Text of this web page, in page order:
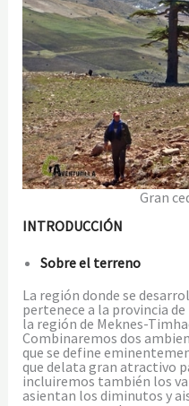
Gran
INTRODUCCIÓN
Sobre el terreno
La región donde se
pertenece a la provincia
la región de Meknes-
Combinaremos dos
que se define
que delata gran atractivo
incluiremos también los
asientan los diminutos y